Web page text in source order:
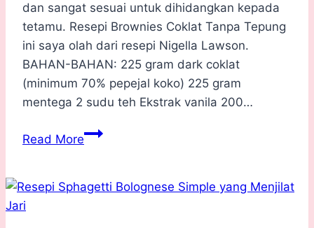
dan sangat sesuai untuk dihidangkan kepada
tetamu. Resepi Brownies Coklat Tanpa Tepung
ini saya olah dari resepi Nigella Lawson.
BAHAN-BAHAN: 225 gram dark coklat
(minimum 70% pepejal koko) 225 gram
mentega 2 sudu teh Ekstrak vanila 200…
Read MoreResepi
Tanpa